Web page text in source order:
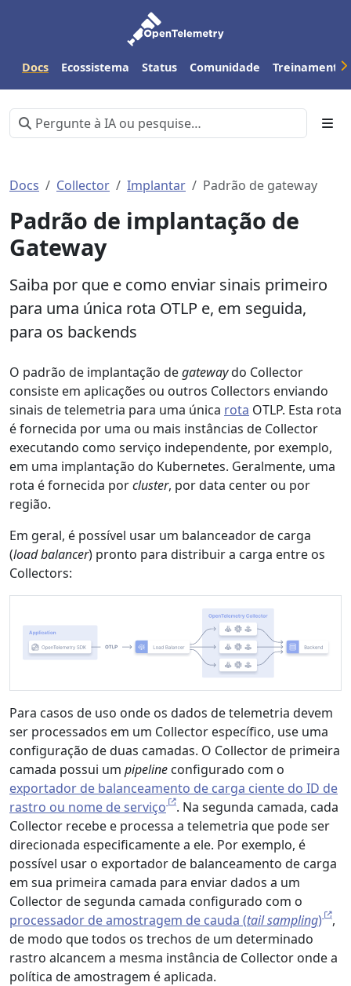
Docs Ecossistema Status Comunidade Treinamento
Docs Collector Implantar Padrão de gateway
Padrão de implantação de
Gateway
Saiba por que e como enviar sinais primeiro
para uma única rota OTLP e, em seguida,
para os backends
O padrão de implantação degatewaydo Collector
consiste em aplicações ou outros Collectors enviando
sinais de telemetria para uma única rota OTLP. Esta rota
é fornecida por uma ou mais instâncias de Collector
executando como serviço independente, por exemplo,
em uma implantação do Kubernetes. Geralmente, uma
rota é fornecida porcluster, por data center ou por
região.
Em geral, é possível usar um balanceador de carga
(load balancer) pronto para distribuir a carga entre os
Collectors:
Para casos de uso onde os dados de telemetria devem
ser processados em um Collector específico, use uma
configuração de duas camadas. O Collector de primeira
camada possui um pipeline configurado com o
exportador de balanceamento de carga ciente do ID de
rastro ou nome de serviço
. Na segunda camada, cada
Collector recebe e processa a telemetria que pode ser
direcionada especificamente a ele. Por exemplo, é
possível usar o exportador de balanceamento de carga
em sua primeira camada para enviar dados a um
Collector de segunda camada configurado com o
processador de amostragem de cauda (tail sampling)
,
de modo que todos os trechos de um determinado
rastro alcancem a mesma instância de Collector onde a
política de amostragem é aplicada.